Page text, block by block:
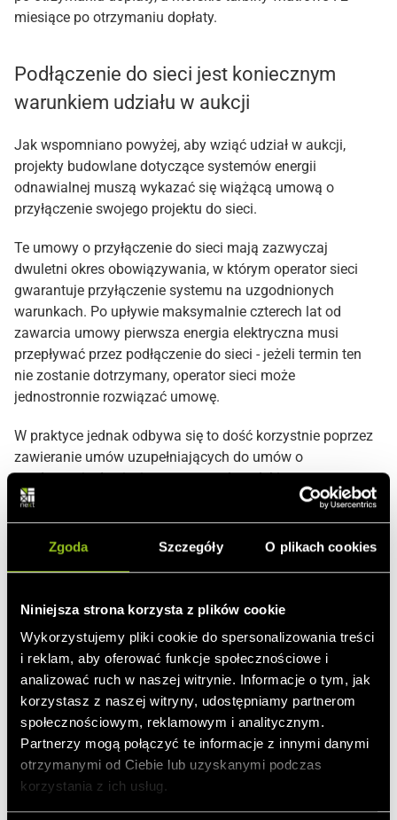
Zgoda Szczegóły O plikach cookies
Niniejsza strona korzysta z plików cookie
Wykorzystujemy pliki cookie do spersonalizowania treści
i reklam, aby oferować funkcje społecznościowe i
analizować ruch w naszej witrynie. Informacje o tym, jak
korzystasz z naszej witryny, udostępniamy partnerom
społecznościowym, reklamowym i analitycznym.
Partnerzy mogą połączyć te informacje z innymi danymi
otrzymanymi od Ciebie lub uzyskanymi podczas
korzystania z ich usług.
miesiące po otrzymaniu dopłaty.
Podłączenie do sieci jest koniecznym
warunkiem udziału w aukcji
Jak wspomniano powyżej, aby wziąć udział w aukcji,
projekty budowlane dotyczące systemów energii
odnawialnej muszą wykazać się wiążącą umową o
przyłączenie swojego projektu do sieci.
Te umowy o przyłączenie do sieci mają zazwyczaj
dwuletni okres obowiązywania, w którym operator sieci
gwarantuje przyłączenie systemu na uzgodnionych
warunkach. Po upływie maksymalnie czterech lat od
zawarcia umowy pierwsza energia elektryczna musi
przepływać przez podłączenie do sieci - jeżeli termin ten
nie zostanie dotrzymany, operator sieci może
jednostronnie rozwiązać umowę.
W praktyce jednak odbywa się to dość korzystnie poprzez
zawieranie umów uzupełniających do umów o
przyłączenie do sieci, na co zezwala polskie prawo
energetyczne. Te dodatkowe umowy pozwalają na
przedłużenie okresu trwania umowy o przyłączenie do sieci
poza rzeczywisty maksymalny okres obowiązywania. W
przyznaniu dopłaty w ramach aukcji.
Dowiedz się więcej